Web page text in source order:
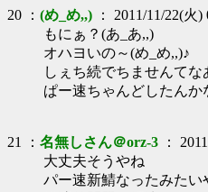
20 ： (め_め,,) ： 2011/11/22(火
もにぁ？(あ_あ,,)
オハヨいの～(め_め,,)♪
しぇち続でちませんてな
ぱー速ちゃんどしたんか
21 ： 名無しさん＠orz-3 ：
大丈夫そうやね
パー速新鯖なったみたい